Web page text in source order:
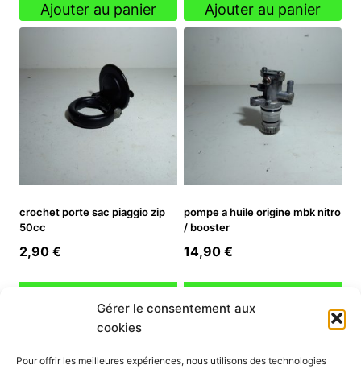
Gérer le consentement aux
cookies
Pour offrir les meilleures expériences, nous utilisons des technologies
Ajouter au panier Ajouter au panier
crochet porte sac piaggio zip
50cc
2,90 €
Ajouter au panier
pompe a huile origine mbk nitro
/ booster
14,90 €
Ajouter au panier
INFORMATION